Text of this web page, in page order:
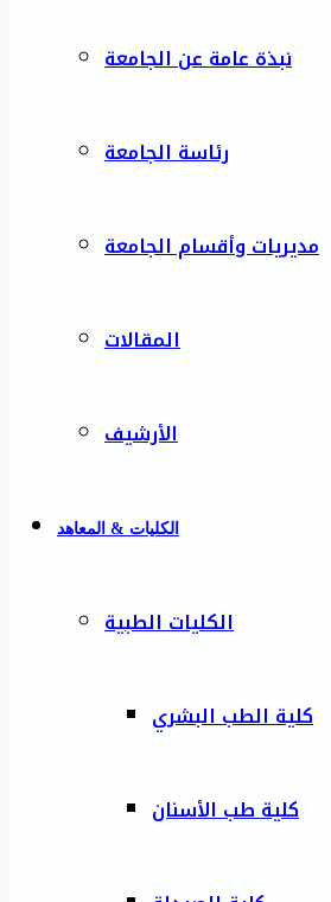
نبذة عامة عن الجامعة
رئاسة الجامعة
مديريات وأقسام الجامعة
المقالات
الأرشيف
الكليات & المعاهد
الكليات الطبية
كلية الطب البشري
كلية طب الأسنان